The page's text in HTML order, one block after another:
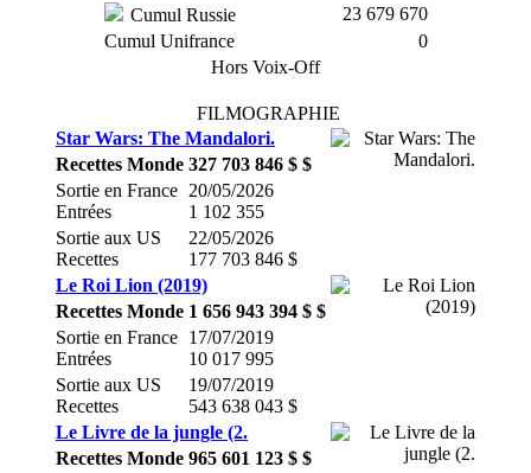
Cumul Russie
23 679 670
Cumul Unifrance
0
Hors Voix-Off
FILMOGRAPHIE
Star Wars: The Mandalori.
Recettes Monde 327 703 846 $ $
Sortie en France
Entrées
20/05/2026
1 102 355
Sortie aux US
Recettes
22/05/2026
177 703 846 $
Le Roi Lion (2019)
Recettes Monde 1 656 943 394 $ $
Sortie en France
Entrées
17/07/2019
10 017 995
Sortie aux US
Recettes
19/07/2019
543 638 043 $
Le Livre de la jungle (2.
Recettes Monde 965 601 123 $ $